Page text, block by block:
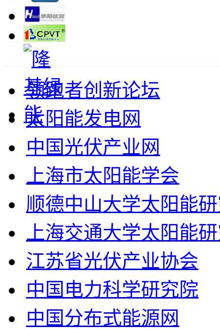
领跑者创新论坛
太阳能发电网
中国光伏产业网
上海市太阳能学会
顺德中山大学太阳能
上海交通大学太阳能
江苏省光伏产业协会
中国电力科学研究院
中国分布式能源网